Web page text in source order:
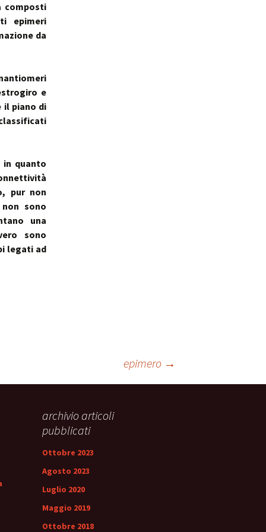
composti
epimeri
da
e
il piano di
in quanto
pur non
sono
una
sono
legati ad
epimero →
archivio articoli
pubblicati
Ottobre 2023
Agosto 2023
Luglio 2020
Maggio 2019
Ottobre 2018